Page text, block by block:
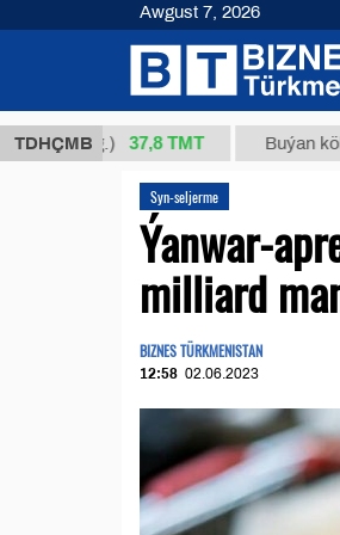
TDHÇMB
(kg.) 37,8 ТМТ Buýan köküniň
Syn-seljerme
Ýanwar-
milliard
BIZNES TÜRKMENISTAN
12:58 02.06.2023
Awgust 7, 2026